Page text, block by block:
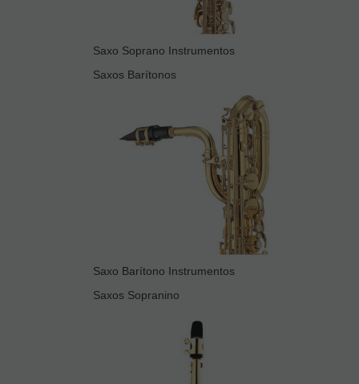
Saxo Soprano Instrumentos
Saxos Barítonos
Saxo Barítono Instrumentos
Saxos Sopranino